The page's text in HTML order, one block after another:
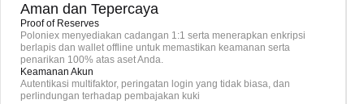
Aman dan Tepercaya
Proof of Reserves
Poloniex menyediakan cadangan 1:1 serta menerapkan enkripsi
berlapis dan wallet offline untuk memastikan keamanan serta
penarikan 100% atas aset Anda.
Keamanan Akun
Autentikasi multifaktor, peringatan login yang tidak biasa, dan
perlindungan terhadap pembajakan kuki